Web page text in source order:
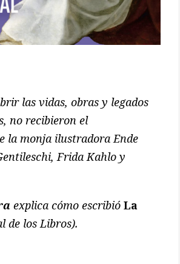
las vidas, obras y legados
no recibieron el
la monja ilustradora Ende
Frida Kahlo y
explica cómo escribió La
de los Libros).